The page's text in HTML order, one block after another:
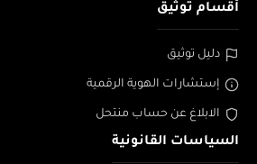
أقسام توثيق
دليل توثيق
إستشارات الهوية الرقمية
الابلاغ عن حساب منتحل
السياسات القانونية